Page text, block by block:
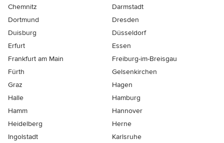
Chemnitz
Darmstadt
Dortmund
Dresden
Duisburg
Düsseldorf
Erfurt
Essen
Frankfurt am Main
Freiburg-im-Breisgau
Fürth
Gelsenkirchen
Graz
Hagen
Halle
Hamburg
Hamm
Hannover
Heidelberg
Herne
Ingolstadt
Karlsruhe